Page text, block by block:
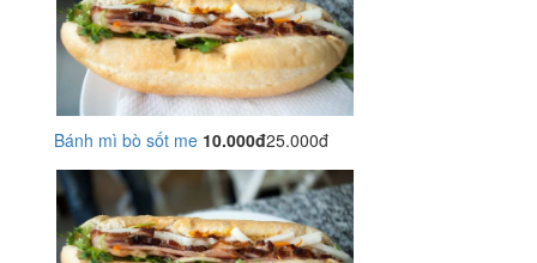
Bánh mì bò sốt me 10.000đ25.000đ